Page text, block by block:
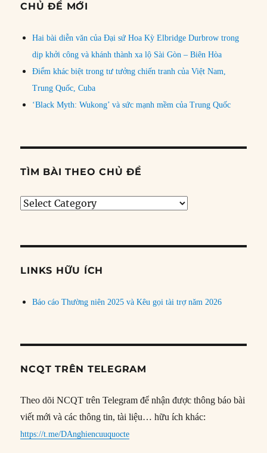
CHỦ ĐỀ MỚI
Hai bài diễn văn của Đại sứ Hoa Kỳ Elbridge Durbrow trong
dịp khởi công và khánh thành xa lộ Sài Gòn – Biên Hòa
Điểm khác biệt trong tư tưởng chiến tranh của Việt Nam,
Trung Quốc, Cuba
‘Black Myth: Wukong’ và sức mạnh mềm của Trung Quốc
TÌM BÀI THEO CHỦ ĐỀ
Tìm
đề
LINKS HỮU ÍCH
Báo cáo Thường niên 2025 và Kêu gọi tài trợ năm 2026
NCQT TRÊN TELEGRAM
Theo dõi NCQT trên Telegram để nhận được thông báo bài
viết mới và các thông tin, tài liệu… hữu ích khác:
https://t.me/DAnghiencuuquocte